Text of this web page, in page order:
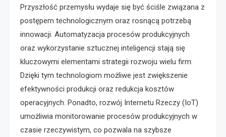
Przyszłość przemysłu wydaje się być ściśle związana z
postępem technologicznym oraz rosnącą potrzebą
innowacji. Automatyzacja procesów produkcyjnych
oraz wykorzystanie sztucznej inteligencji stają się
kluczowymi elementami strategii rozwoju wielu firm.
Dzięki tym technologiom możliwe jest zwiększenie
efektywności produkcji oraz redukcja kosztów
operacyjnych. Ponadto, rozwój Internetu Rzeczy (IoT)
umożliwia monitorowanie procesów produkcyjnych w
czasie rzeczywistym, co pozwala na szybsze